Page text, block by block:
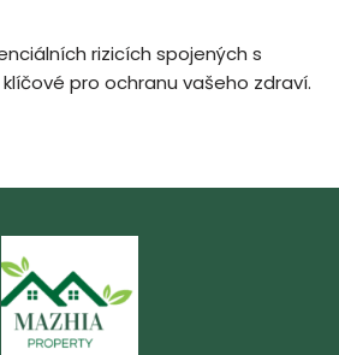
rizicích spojených s
pro ochranu vašeho zdraví.